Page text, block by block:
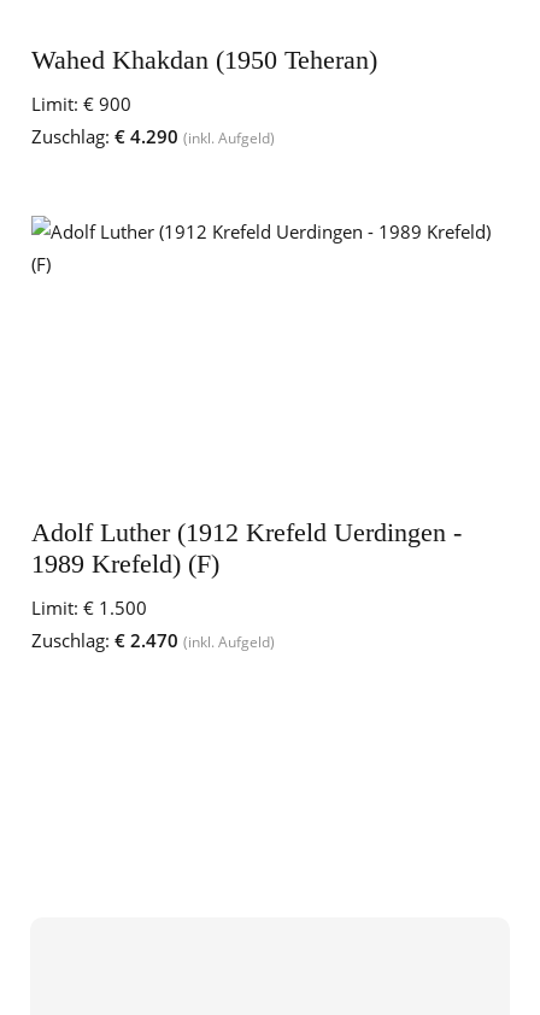
Wahed Khakdan (1950 Teheran)
Limit: € 900
Zuschlag: € 4.290 (inkl. Aufgeld)
Adolf Luther (1912 Krefeld Uerdingen -
1989 Krefeld) (F)
Limit: € 1.500
Zuschlag: € 2.470 (inkl. Aufgeld)